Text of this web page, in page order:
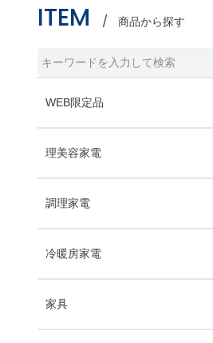
ITEM 商品から探す
WEB限定品
理美容家電
調理家電
冷暖房家電
家具